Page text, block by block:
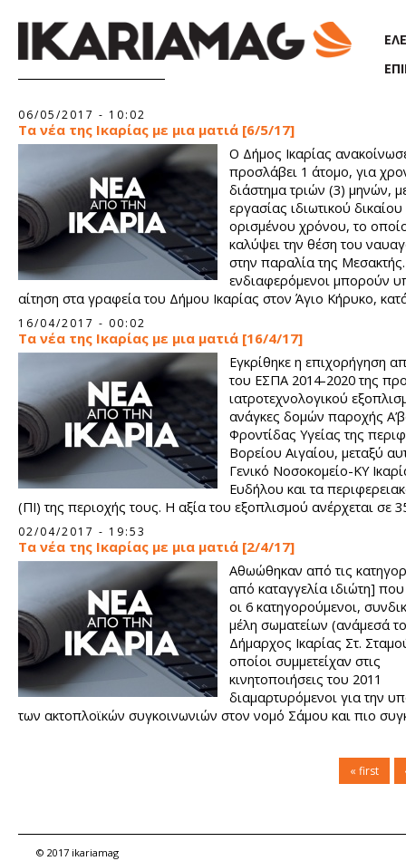
06/05/2017 - 10:02
Τα νέα της Ικαρίας με μια ματιά [6/5/17]
Ο Δήμος Ικαρίας
προσλάβει 1 άτομο, για
διάστημα τριών (3) μηνών,
εργασίας ιδιωτικού δικαίου
ορισμένου χρόνου, το
καλύψει την θέση του
στην παραλία της
ενδιαφερόμενοι μπορούν
αίτηση στα γραφεία του Δήμου Ικαρίας στον Άγιο Κήρυκο,
εργάσιμες ημέρες και ώρες, μέχρι και 15/5/2017.
16/04/2017 - 00:02
Τα νέα της Ικαρίας με μια ματιά [16/4/17]
Εγκρίθηκε η επιχορήγηση
του ΕΣΠΑ 2014-2020 της
ιατροτεχνολογικού
ανάγκες δομών παροχής
Φροντίδας Υγείας της
Βορείου Αιγαίου, μεταξύ
Γενικό Νοσοκομείο-ΚΥ
Ευδήλου και τα
(ΠΙ) της περιοχής τους. Η αξία του εξοπλισμού ανέρχεται σε
ευρώ. Με αυτή την εγκριτική απόφαση πρόκειται να
ανάγκες ανανέωσης και εκσυγχρονισμού του εξοπλισμού
Ικαρίας, του ΚΥ Ευδήλου και των ΠΙ της περιοχής τους
και υπερηχοτομογραφικός εξοπλισμός κλπ.).
02/04/2017 - 19:53
Τα νέα της Ικαρίας με μια ματιά [2/4/17]
Αθωώθηκαν από τις
από καταγγελία ιδιώτη] που
οι 6 κατηγορούμενοι,
μέλη σωματείων (ανάμεσά
Δήμαρχος Ικαρίας Στ.
οποίοι συμμετείχαν στις
κινητοποιήσεις του 2011
διαμαρτυρόμενοι για την
των ακτοπλοϊκών συγκοινωνιών στον νομό Σάμου και πιο
Δευτέρα στις 27/3/2017 τους αθώωσαν. Ίδια απόφαση και
2 συνδικαλιστών που είχαν κατηγορηθεί για την υπόθεση
« first
© 2017 ikariamag